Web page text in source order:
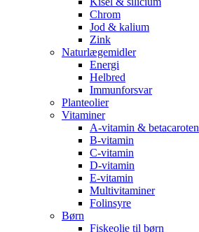
Chrom
Jod & kalium
Zink
Naturlægemidler
Energi
Helbred
Immunforsvar
Planteolier
Vitaminer
A-vitamin & betacaroten
B-vitamin
C-vitamin
D-vitamin
E-vitamin
Multivitaminer
Folinsyre
Børn
Fiskeolie til børn